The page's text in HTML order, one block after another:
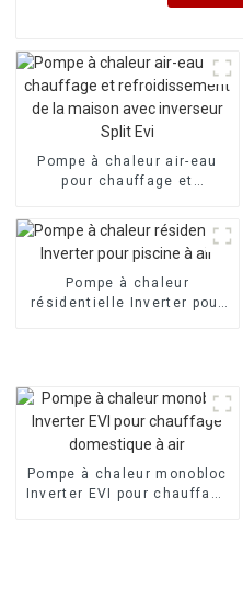
Pompe à chaleur air-eau
pour chauffage et
maison avec inverseur Split
Evi
Pompe à chaleur
résidentielle Inverter pour
Pompe à chaleur monobloc
Inverter EVI pour chauffage